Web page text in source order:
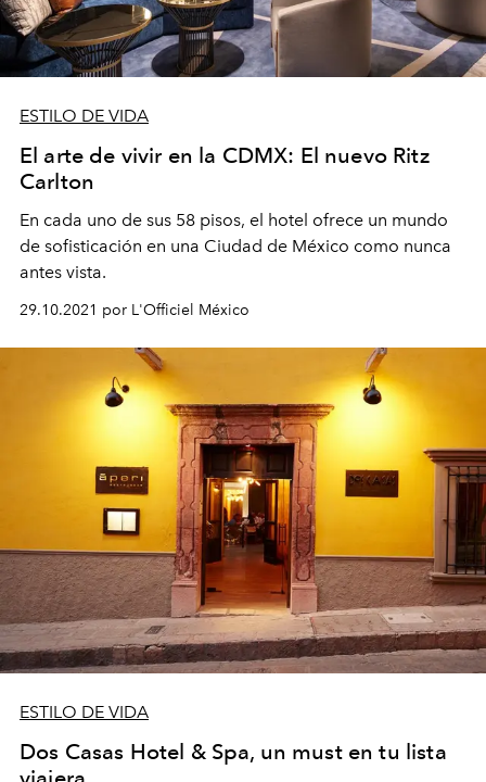
ESTILO DE VIDA
El arte de vivir en la CDMX: El nuevo Ritz
Carlton
En cada uno de sus 58 pisos, el hotel ofrece un mundo
de sofisticación en una Ciudad de México como nunca
antes vista.
29.10.2021 por L'Officiel México
ESTILO DE VIDA
Dos Casas Hotel & Spa, un must en tu lista